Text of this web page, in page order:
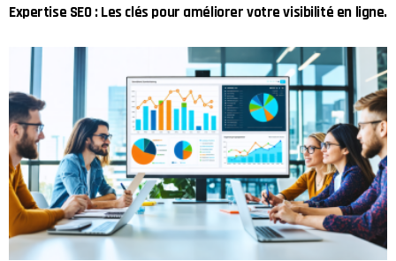
Expertise SEO : Les clés pour améliorer votre visibilité en ligne.